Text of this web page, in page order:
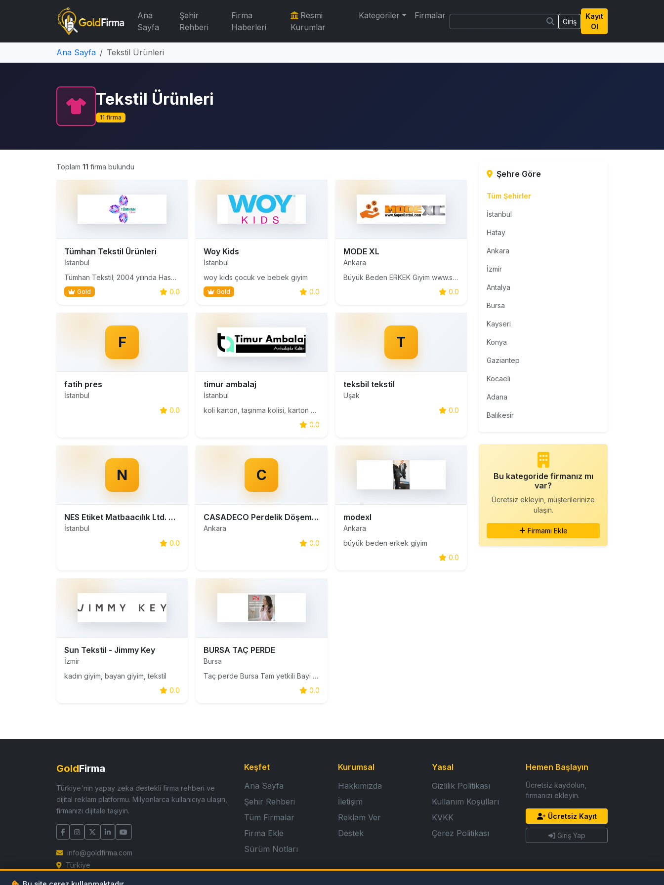
Ana
Sayfa
Şehir
Rehberi
Firma
Haberleri
Resmi
Kurumlar
Kategoriler Firmalar
Giriş
Kayıt
Ol
Ana Sayfa Tekstil Ürünleri
Tekstil Ürünleri
11 firma
Toplam 11 firma bulundu
Tümhan Tekstil Ürünleri
İstanbul
Tümhan Tekstil; 2004 yılında Hasan TÜMSA tarafından kurulmuştur. Bünyesinde bulunan Glove Workshop, Tümhan Eldivenleri ve Lacoton markaları ile iç giyim,çorap,eldiven,atkı ve bere toptan satışı ve dış ticaret pazarlaması ile sektörün önde gelen firmalarından biri konumunu almıştır.Tümhan Tekstil, gü
Gold 0.0
Woy Kids
İstanbul
woy kids çocuk ve bebek giyim
Gold 0.0
MODE XL
Ankara
Büyük Beden ERKEK Giyim www.superbattal.com 2XL-10XL arası T-Shört 3XL-12XL arası Klasik ve Spor Gömlek 45-48 numara arası ayakkabı-terlik. 140 cm den başlayıp 210 cm e kadar Deri Kemerler 56-90 Beden arası Klasik, Kumaş/Kot ve Keten Pantolon 3XL-7XL arası iç çamaşırları 64-86 Beden aras
0.0
F
fatih pres
İstanbul
0.0
timur ambalaj
İstanbul
koli karton, taşınma kolisi, karton kutu fiyatları, mukavva kutu, karton kutu satın al, koli satın al, taşınmak için koli, karton kutu ambalaj, kilitli kutu, ucuz koli kutu, kutu koli, koli ambalaj, karton ambalaj
0.0
T
teksbil tekstil
Uşak
0.0
N
NES Etiket Matbaacılık Ltd. Şti.
İstanbul
0.0
C
CASADECO Perdelik Döşemelik İthal Duvar Kağıtları
Ankara
0.0
modexl
Ankara
büyük beden erkek giyim
0.0
Sun Tekstil - Jimmy Key
İzmir
kadın giyim, bayan giyim, tekstil
0.0
BURSA TAÇ PERDE
Bursa
Taç perde Bursa Tam yetkili Bayi Kendini temizleyen tül stor zebra fon yetkili bayidir.
0.0
Şehre Göre
Tüm Şehirler
İstanbul
Hatay
Ankara
İzmir
Antalya
Bursa
Kayseri
Konya
Gaziantep
Kocaeli
Adana
Balıkesir
Bu kategoride firmanız mı
var?
Ücretsiz ekleyin, müşterilerinize
ulaşın.
Firmamı Ekle
GoldFirma
Türkiye'nin yapay zeka destekli firma rehberi ve
dijital reklam platformu. Milyonlarca kullanıcıya ulaşın,
firmanızı dijitale taşıyın.
info@goldfirma.com
Türkiye
Keşfet
Ana Sayfa
Şehir Rehberi
Tüm Firmalar
Firma Ekle
Sürüm Notları
Kurumsal
Hakkımızda
İletişim
Reklam Ver
Destek
Yasal
Gizlilik Politikası
Kullanım Koşulları
KVKK
Çerez Politikası
Hemen Başlayın
Ücretsiz kaydolun,
firmanızı ekleyin.
Ücretsiz Kayıt
Giriş Yap